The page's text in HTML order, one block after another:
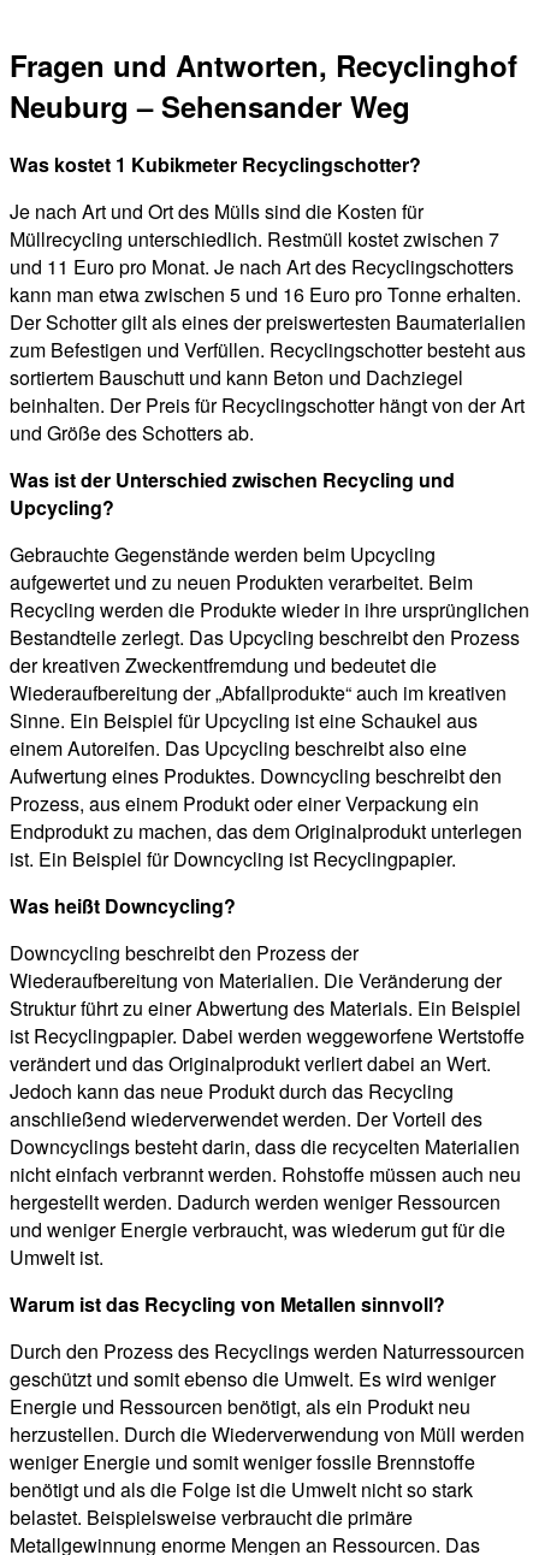
Fragen und Antworten, Recyclinghof
Neuburg – Sehensander Weg
Was kostet 1 Kubikmeter Recyclingschotter?
Je nach Art und Ort des Mülls sind die Kosten für
Müllrecycling unterschiedlich. Restmüll kostet zwischen 7
und 11 Euro pro Monat. Je nach Art des Recyclingschotters
kann man etwa zwischen 5 und 16 Euro pro Tonne erhalten.
Der Schotter gilt als eines der preiswertesten Baumaterialien
zum Befestigen und Verfüllen. Recyclingschotter besteht aus
sortiertem Bauschutt und kann Beton und Dachziegel
beinhalten. Der Preis für Recyclingschotter hängt von der Art
und Größe des Schotters ab.
Was ist der Unterschied zwischen Recycling und
Upcycling?
Gebrauchte Gegenstände werden beim Upcycling
aufgewertet und zu neuen Produkten verarbeitet. Beim
Recycling werden die Produkte wieder in ihre ursprünglichen
Bestandteile zerlegt. Das Upcycling beschreibt den Prozess
der kreativen Zweckentfremdung und bedeutet die
Wiederaufbereitung der „Abfallprodukte“ auch im kreativen
Sinne. Ein Beispiel für Upcycling ist eine Schaukel aus
einem Autoreifen. Das Upcycling beschreibt also eine
Aufwertung eines Produktes. Downcycling beschreibt den
Prozess, aus einem Produkt oder einer Verpackung ein
Endprodukt zu machen, das dem Originalprodukt unterlegen
ist. Ein Beispiel für Downcycling ist Recyclingpapier.
Was heißt Downcycling?
Downcycling beschreibt den Prozess der
Wiederaufbereitung von Materialien. Die Veränderung der
Struktur führt zu einer Abwertung des Materials. Ein Beispiel
ist Recyclingpapier. Dabei werden weggeworfene Wertstoffe
verändert und das Originalprodukt verliert dabei an Wert.
Jedoch kann das neue Produkt durch das Recycling
anschließend wiederverwendet werden. Der Vorteil des
Downcyclings besteht darin, dass die recycelten Materialien
nicht einfach verbrannt werden. Rohstoffe müssen auch neu
hergestellt werden. Dadurch werden weniger Ressourcen
und weniger Energie verbraucht, was wiederum gut für die
Umwelt ist.
Warum ist das Recycling von Metallen sinnvoll?
Durch den Prozess des Recyclings werden Naturressourcen
geschützt und somit ebenso die Umwelt. Es wird weniger
Energie und Ressourcen benötigt, als ein Produkt neu
herzustellen. Durch die Wiederverwendung von Müll werden
weniger Energie und somit weniger fossile Brennstoffe
benötigt und als die Folge ist die Umwelt nicht so stark
belastet. Beispielsweise verbraucht die primäre
Metallgewinnung enorme Mengen an Ressourcen. Das